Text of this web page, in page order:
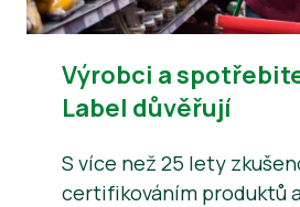
Výrobci a
Label důvěřují
S více než 25 lety
certifikováním produktů